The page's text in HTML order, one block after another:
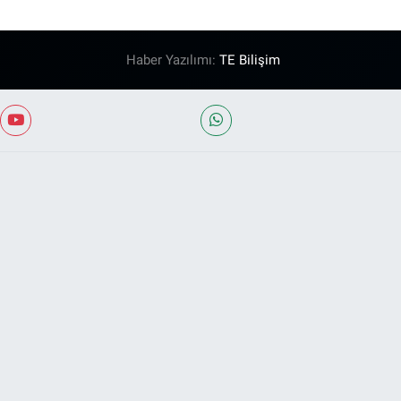
Haber Yazılımı:TE Bilişim